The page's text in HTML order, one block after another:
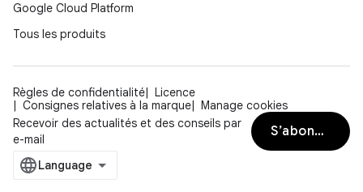
Google Cloud Platform
Tous les produits
Règles de confidentialité
Licence
Consignes relatives à la marque
Manage cookies
Recevoir des actualités et des conseils par
e-mail
S’abonner